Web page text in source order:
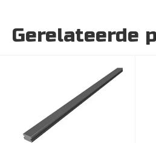
Gerelateerde